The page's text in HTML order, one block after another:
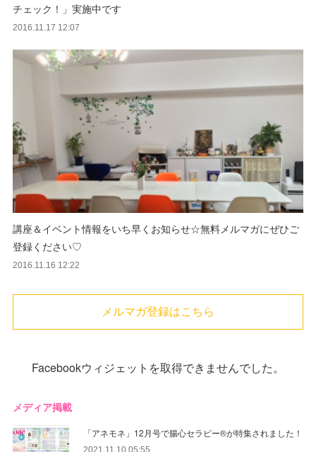
チェック！」実施中です
2016.11.17 12:07
講座＆イベント情報をいち早くお知らせ☆無料メルマガにぜひご
登録ください♡
2016.11.16 12:22
メルマガ登録はこちら
Facebookウィジェットを取得できませんでした。
メディア掲載
「アネモネ」12月号で腸心セラピー®︎が特集されました！